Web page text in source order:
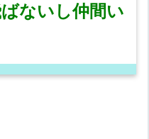
ないし仲間い